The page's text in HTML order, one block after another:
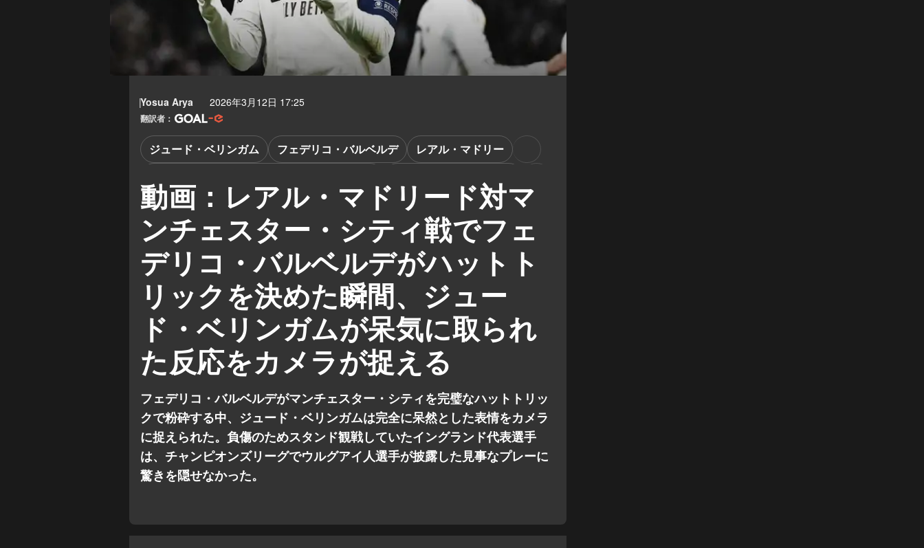
Yosua Arya 2026年3月12日 17:25
翻訳者：
動画：レアル・マドリード対マ
ンチェスター・シティ戦でフェ
デリコ・バルベルデがハットト
リックを決めた瞬間、ジュー
ド・ベリンガムが呆気に取られ
た反応をカメラが捉える
ジュード・ベリンガム フェデリコ・バルベルデ
レアル・マドリー
チャンピオンズ リーグ
フェデリコ・バルベルデがマンチェスター・シティを完璧なハットトリッ
クで粉砕する中、ジュード・ベリンガムは完全に呆然とした表情をカメラ
に捉えられた。負傷のためスタンド観戦していたイングランド代表選手
は、チャンピオンズリーグでウルグアイ人選手が披露した見事なプレーに
驚きを隠せなかった。